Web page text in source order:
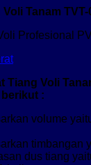
Tanam
Profesional
Tiang Voli
:
volume
timbangan
dus tiang